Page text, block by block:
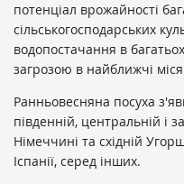
потенціал врожайності
сільськогосподарських
водопостачання в
загрозою в найближчі
Ранньовесняна посуха
південній, центральній і
Німеччині та східній
Іспанії, серед інших.